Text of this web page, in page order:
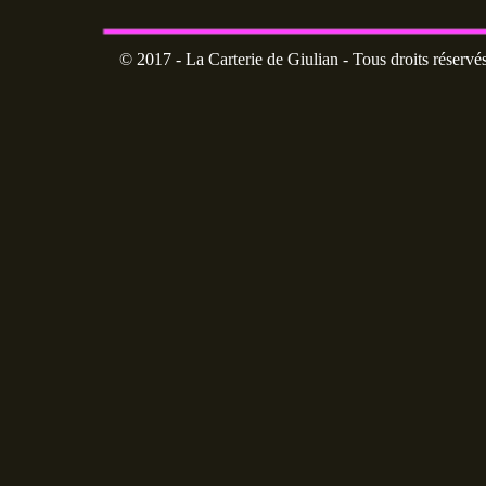
© 2017 - La Carterie de Giulian - Tous droits